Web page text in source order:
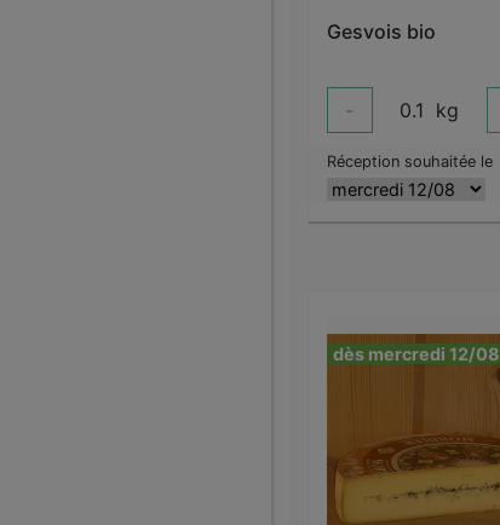
Gesvois bio
- 0.1 kg
Réception souhaitée le
dès mercredi 12/08